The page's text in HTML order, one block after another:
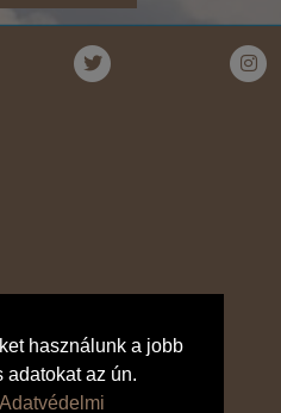
használunk a jobb
adatokat az ún.
Adatvédelmi